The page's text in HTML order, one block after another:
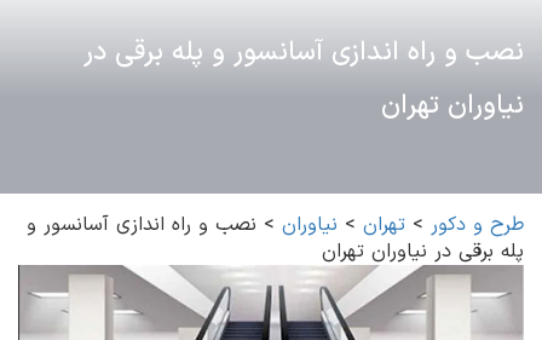
نصب و راه اندازی آسانسور و پله برقی در
نیاوران تهران
طرح و دکور > تهران > نیاوران > نصب و راه اندازی آسانسور و
پله برقی در نیاوران تهران